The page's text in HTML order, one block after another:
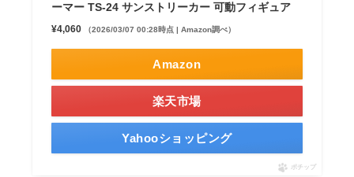
ーマー TS-24 サンストリーカー 可動フィギュア
¥4,060 （2026/03/07 00:28時点 | Amazon調べ）
Amazon
楽天市場
Yahooショッピング
ポチップ